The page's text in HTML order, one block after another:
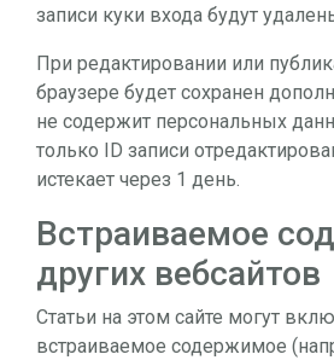
записи куки входа будут
При редактировании или
браузере будет сохранен
не содержит персональных
только ID записи
истекает через 1 день.
Встраиваемое
других вебсайтов
Статьи на этом сайте могут
встраиваемое содержимое